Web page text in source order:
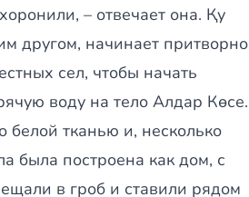
– отвечает она. Қу
другом, начинает притворно
сел, чтобы начать
воду на тело Алдар Көсе.
тканью и, несколько
была построена как дом, с
в гроб и ставили рядом